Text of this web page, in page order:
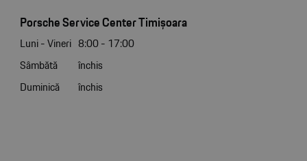
Porsche Service Center Timișoara
Luni - Vineri 8:00 - 17:00
Sâmbătă
închis
Duminică
închis